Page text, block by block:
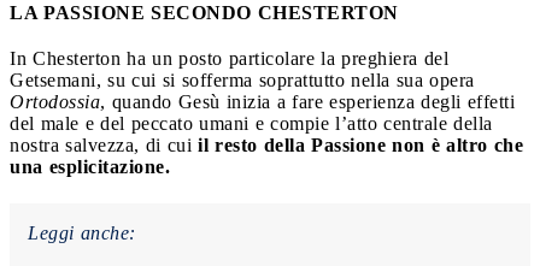
LA PASSIONE SECONDO CHESTERTON
In Chesterton ha un posto particolare la preghiera del
Getsemani, su cui si sofferma soprattutto nella sua opera
Ortodossia, quando Gesù inizia a fare esperienza degli effetti
del male e del peccato umani e compie l’atto centrale della
nostra salvezza, di cui il resto della Passione non è altro che
una esplicitazione.
Leggi anche: